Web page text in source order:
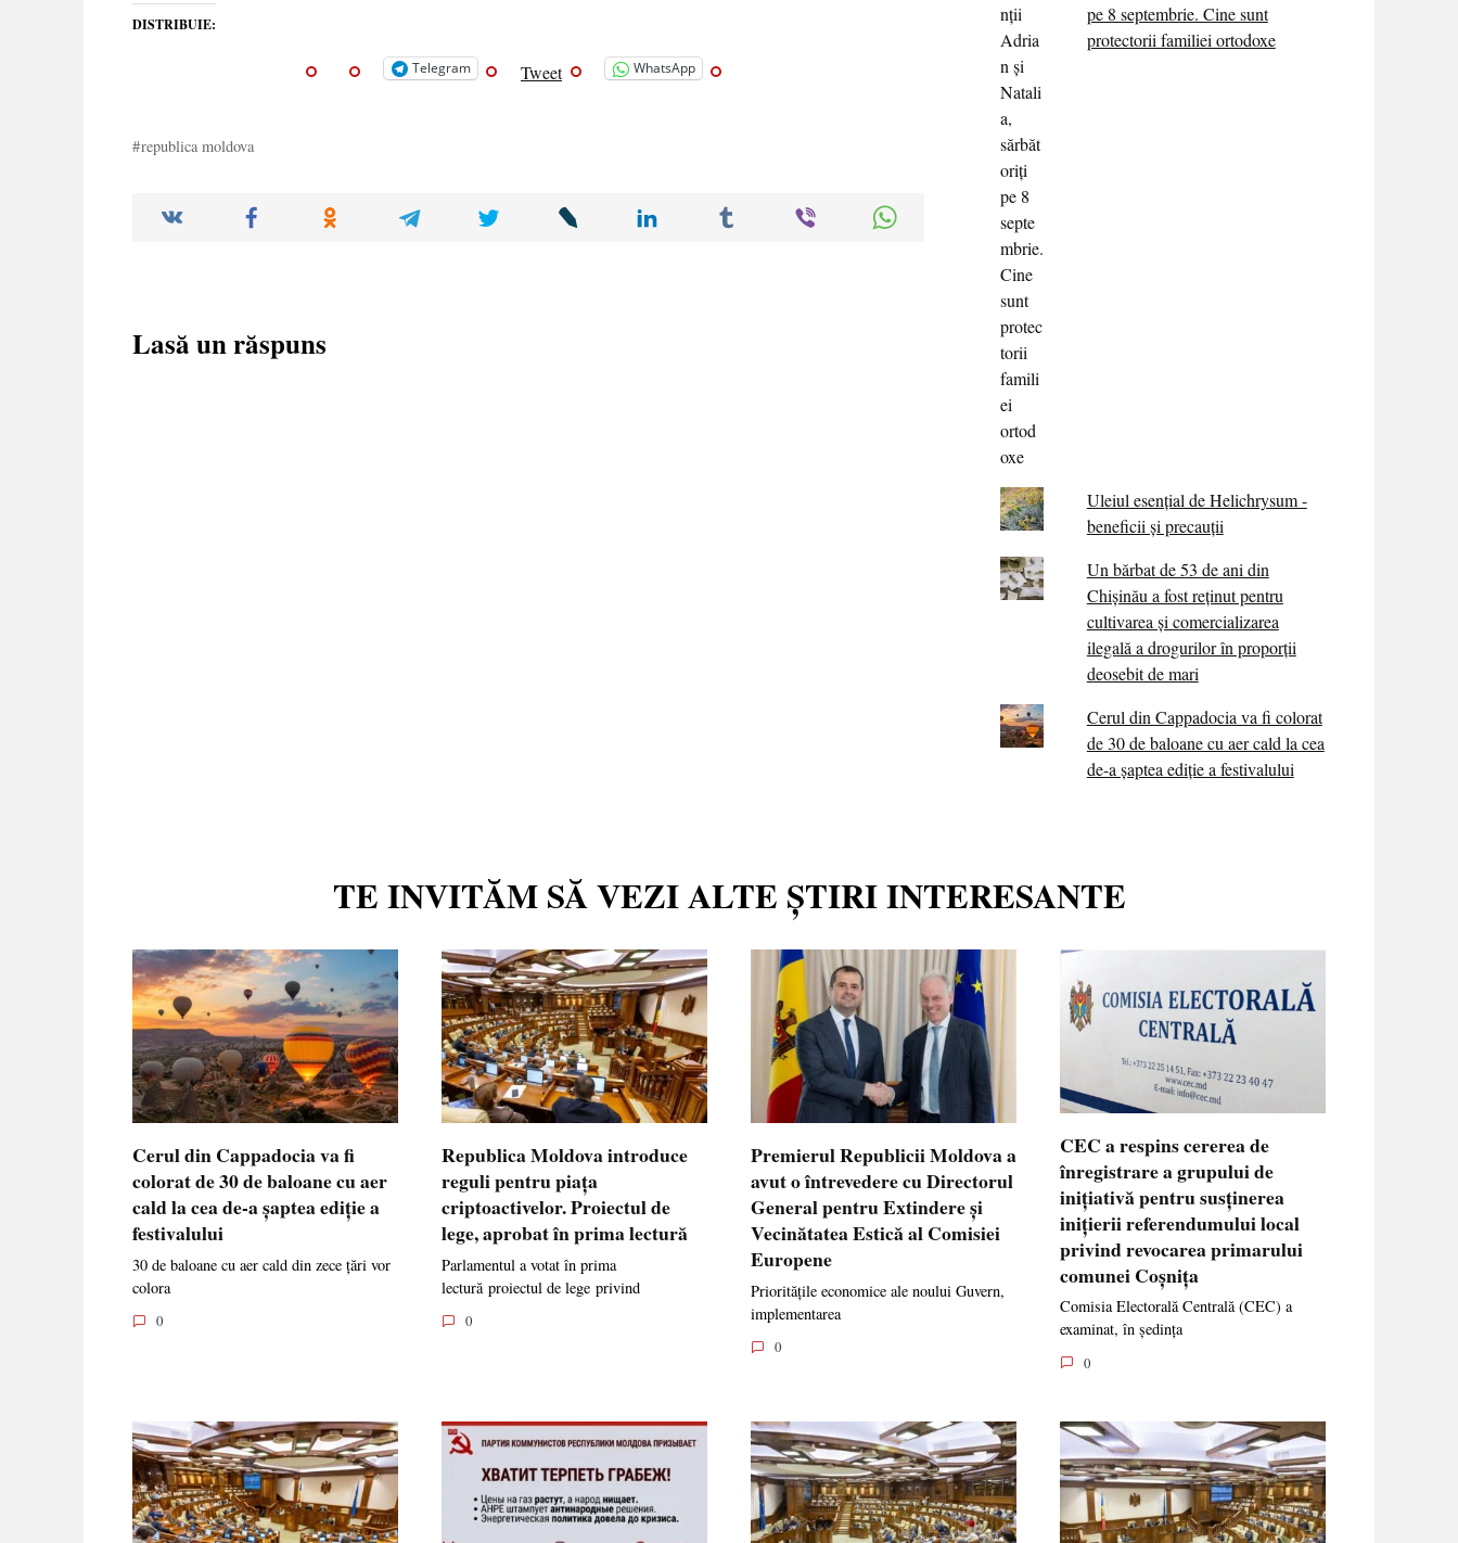
DISTRIBUIE:
Telegram Tweet WhatsApp
republica moldova
Lasă un răspuns
pe 8 septembrie. Cine sunt
protectorii familiei ortodoxe
Uleiul esențial de Helichrysum -
beneficii și precauții
Un bărbat de 53 de ani din
Chișinău a fost reținut pentru
cultivarea și comercializarea
ilegală a drogurilor în proporții
deosebit de mari
Cerul din Cappadocia va fi colorat
de 30 de baloane cu aer cald la cea
de-a șaptea ediție a festivalului
TE INVITĂM SĂ VEZI ALTE ȘTIRI INTERESANTE
Cerul din Cappadocia va fi
colorat de 30 de baloane cu aer
cald la cea de-a șaptea ediție a
festivalului
30 de baloane cu aer cald din zece țări vor
colora
0
Republica Moldova introduce
reguli pentru piața
criptoactivelor. Proiectul de
lege, aprobat în prima lectură
Parlamentul a votat în prima
lectură proiectul de lege privind
0
Premierul Republicii Moldova a
avut o întrevedere cu Directorul
General pentru Extindere și
Vecinătatea Estică al Comisiei
Europene
Prioritățile economice ale noului Guvern,
implementarea
0
CEC a respins cererea de
înregistrare a grupului de
inițiativă pentru susținerea
inițierii referendumului local
privind revocarea primarului
comunei Coșnița
Comisia Electorală Centrală (CEC) a
examinat, în ședința
0